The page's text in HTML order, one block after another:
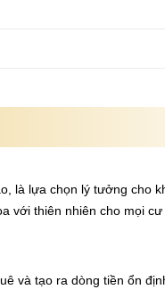
là lựa chọn lý tưởng cho
với thiên nhiên cho mọi cư
và tạo ra dòng tiền ổn